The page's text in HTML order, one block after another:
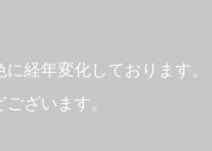
経年変化しております。
ざいます。